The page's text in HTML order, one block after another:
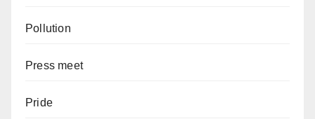
Pollution
Press meet
Pride